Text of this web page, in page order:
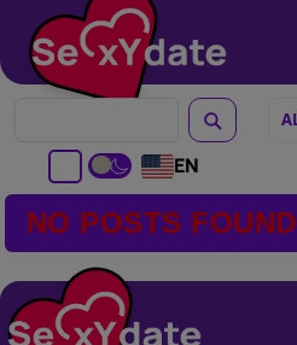
EN
NO POSTS FOUND